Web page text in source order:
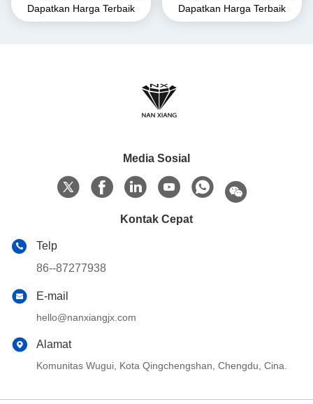
Spline untuk Komposisi
Karet Plastik
Dapatkan Harga Terbaik
Sekrup Kembar Untuk Suhu
Tinggi
Dapatkan Harga Terbaik
Media Sosial
Kontak Cepat
Telp
86--87277938
E-mail
hello@nanxiangjx.com
Alamat
Komunitas Wugui, Kota Qingchengshan, Chengdu, Cina.